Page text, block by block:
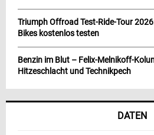
Triumph Offroad Test-Ride-Tour
Bikes kostenlos testen
Benzin im Blut – Felix-Melnikoff-
Hitzeschlacht und Technikpech
DATEN